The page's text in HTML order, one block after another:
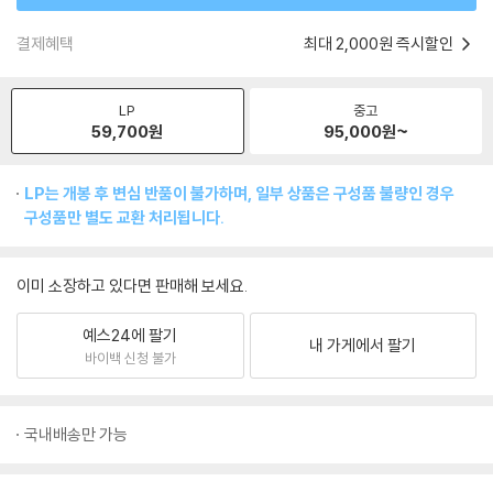
결제혜택 최대 2,000원 즉시할인
LP
59,700원
중고
95,000원~
LP는 개봉 후 변심 반품이 불가하며, 일부 상품은 구성품 불량인 경우
구성품만 별도 교환 처리됩니다.
이미 소장하고 있다면 판매해 보세요.
예스24에 팔기
바이백 신청 불가
내 가게에서 팔기
국내배송만 가능